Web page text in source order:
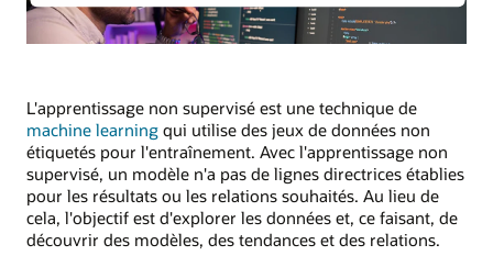
L'apprentissage non supervisé est une technique de
machine learning qui utilise des jeux de données non
étiquetés pour l'entraînement. Avec l'apprentissage non
supervisé, un modèle n'a pas de lignes directrices établies
pour les résultats ou les relations souhaités. Au lieu de
cela, l'objectif est d'explorer les données et, ce faisant, de
découvrir des modèles, des tendances et des relations.